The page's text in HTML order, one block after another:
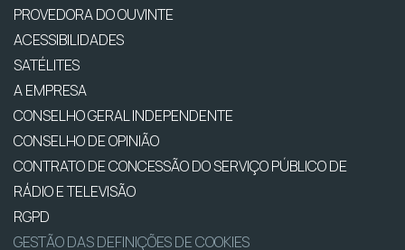
PROVEDORA DO OUVINTE
ACESSIBILIDADES
SATÉLITES
A EMPRESA
CONSELHO GERAL INDEPENDENTE
CONSELHO DE OPINIÃO
CONTRATO DE CONCESSÃO DO SERVIÇO PÚBLICO DE
RÁDIO E TELEVISÃO
RGPD
GESTÃO DAS DEFINIÇÕES DE COOKIES